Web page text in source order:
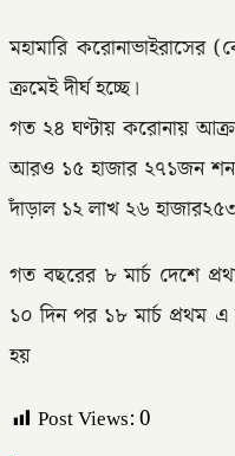
মহামারি
ক্রমেই দীর্ঘ হচ্ছে।
গত ২৪ ঘণ্টায় করোনায়
আরও ১৫ হাজার ২৭১জন
দাঁড়াল ১২ লাখ ২৬
গত বছরের ৮ মার্চ দেশে
১০ দিন পর ১৮ মার্চ প্রথম
হয়
Post Views:0